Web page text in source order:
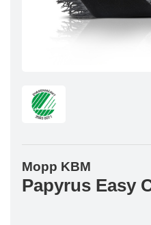
Mopp KBM
Papyrus Easy